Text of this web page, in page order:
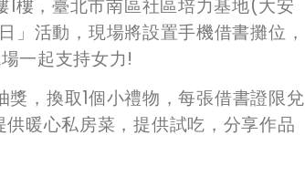
1樓，臺北市南區社區培力基地(大安
」活動，現場將設置手機借書攤位，
一起支持女力!
獎，換取1個小禮物，每張借書證限兌
暖心私房菜，提供試吃，分享作品